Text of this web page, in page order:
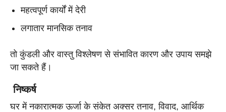
महत्वपूर्ण कार्यों में देरी
लगातार मानसिक तनाव
तो कुंडली और वास्तु विश्लेषण से संभावित कारण और उपाय समझे
जा सकते हैं।
निष्कर्ष
घर में नकारात्मक ऊर्जा के संकेत अक्सर तनाव, विवाद, आर्थिक